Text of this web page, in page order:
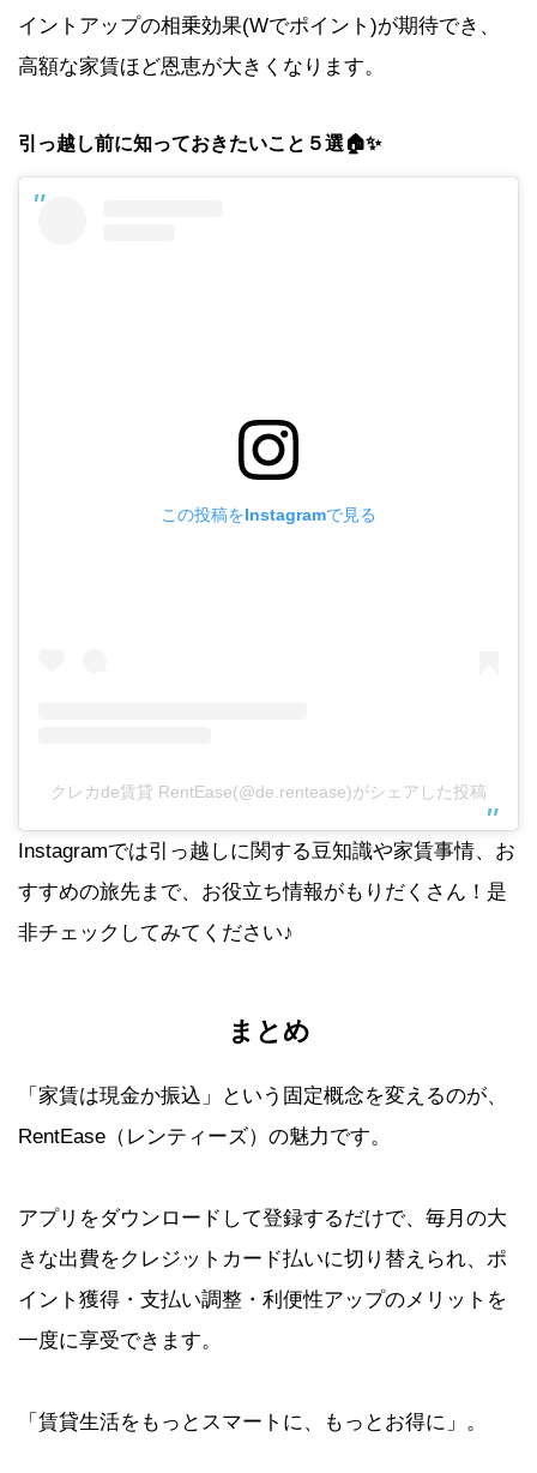
イントアップの相乗効果(Wでポイント)が期待でき、
高額な家賃ほど恩恵が大きくなります。
引っ越し前に知っておきたいこと５選🏠✨
この投稿をInstagramで見る
クレカde賃貸 RentEase(@de.rentease)がシェアした投稿
Instagramでは引っ越しに関する豆知識や家賃事情、お
すすめの旅先まで、お役立ち情報がもりだくさん！是
非チェックしてみてください♪
まとめ
「家賃は現金か振込」という固定概念を変えるのが、
RentEase（レンティーズ）の魅力です。
アプリをダウンロードして登録するだけで、毎月の大
きな出費をクレジットカード払いに切り替えられ、ポ
イント獲得・支払い調整・利便性アップのメリットを
一度に享受できます。
「賃貸生活をもっとスマートに、もっとお得に」。